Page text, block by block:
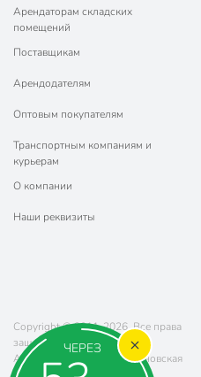
ЧЕРЕЗ
Арендаторам складских
помещений
Поставщикам
Арендодателям
Оптовым покупателям
Транспортным компаниям и
курьерам
О компании
Наши реквизиты
Copyright © 2011-2026. Все права
защищены.
Адрес: г. Москва, ул. Чертановская